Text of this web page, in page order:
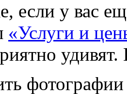
у вас
«Услуги и
фотографии